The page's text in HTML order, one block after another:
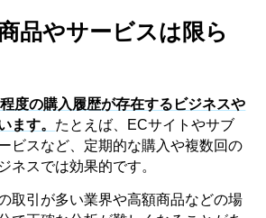
品やサービスは限ら
度の購入履歴が存在するビジネスや
ます。 たとえば、ECサイトやサブ
ビスなど、定期的な購入や複数回の
ネスでは効果的です。
取引が多い業界や高額商品などの場